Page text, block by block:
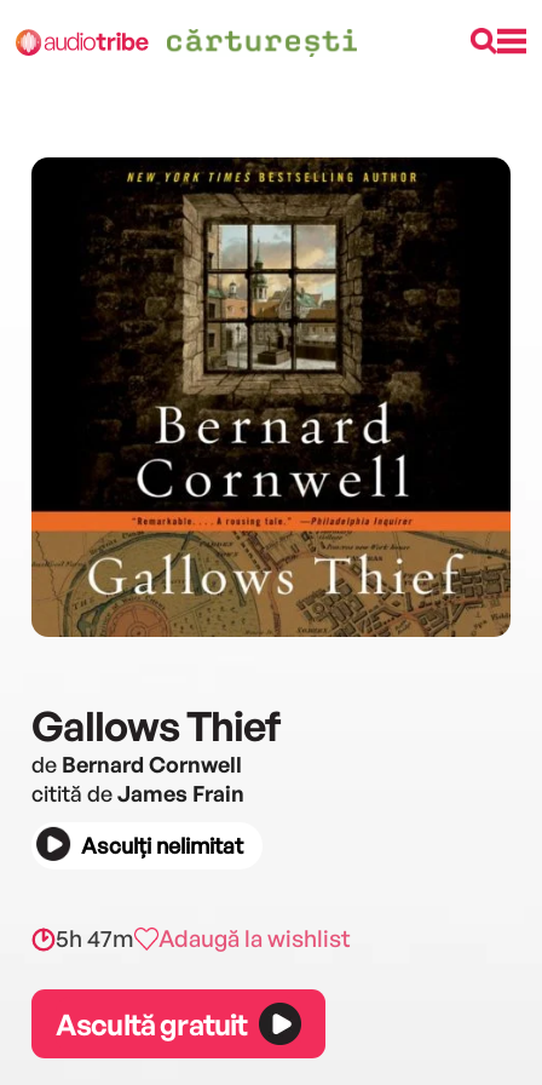
Gallows Thief
de Bernard Cornwell
citită deJames Frain
Asculți nelimitat
5h 47m Adaugă la wishlist
Ascultă gratuit